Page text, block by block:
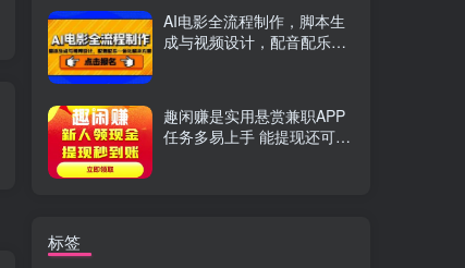
TikTok实战系统课，案例复盘、数据解析、运营执行，从0到1构建千万级电商体系（更新） C++零基础实战课，夯实C语言基础、贯穿游戏项目、掌握开发思维，学成可挑战月薪15K+岗位
AI电影全流程制作，脚本生
成与视频设计，配音配乐一
趣闲赚是实用悬赏兼职APP
任务多易上手 能提现还可邀
标签